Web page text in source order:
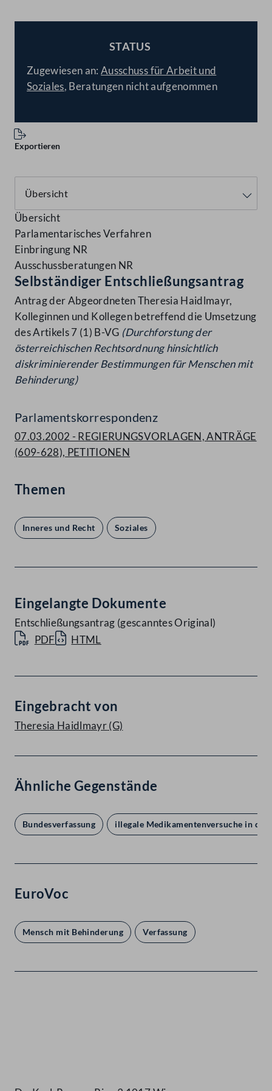
STATUS
Zugewiesen an:Ausschuss für Arbeit und
Soziales, Beratungen nicht aufgenommen
Exportieren
Übersicht
Parlamentarisches Verfahren
Einbringung NR
Ausschussberatungen NR
Selbständiger Entschließungsantrag
Antrag der Abgeordneten Theresia Haidlmayr,
Kolleginnen und Kollegen betreffend die Umsetzung
des Artikels 7 (1) B-VG (Durchforstung der
österreichischen Rechtsordnung hinsichtlich
diskriminierender Bestimmungen für Menschen mit
Behinderung)
Parlamentskorrespondenz
07.03.2002 - REGIERUNGSVORLAGEN, ANTRÄGE
(609-628), PETITIONEN
Themen
Inneres und Recht Soziales
Eingelangte Dokumente
Entschließungsantrag (gescanntes Original)
PDF
HTML
Eingebracht von
Theresia Haidlmayr(G)
Ähnliche Gegenstände
Bundesverfassung illegale Medikamentenversuche in der
EuroVoc
Mensch mit Behinderung Verfassung